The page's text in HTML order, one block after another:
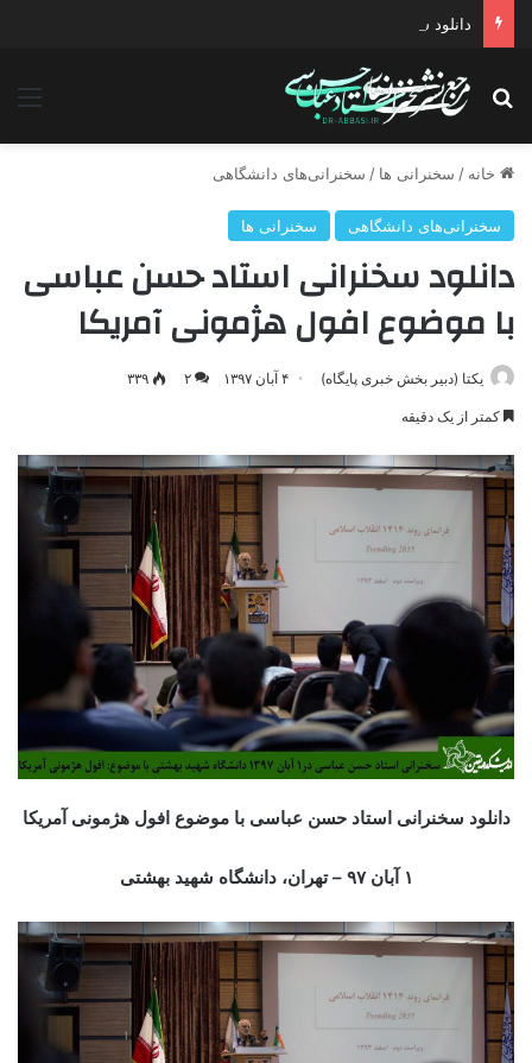
دانلود سخنرانی استاد حسن عباسی با موضوع چهار انتخاب ۱۴۰۰
جستجو برای
خانه / سخنرانی ها / سخنرانی‌های دانشگاهی
سخنرانی‌های دانشگاهی سخنرانی ها
دانلود سخنرانی استاد حسن عباسی
با موضوع افول هژمونی آمریکا
یکتا (دبیر بخش خبری پایگاه) ۴ آبان ۱۳۹۷ ۲ ۳۳۹
کمتر از یک دقیقه
دانلود سخنرانی استاد حسن عباسی با موضوع افول هژمونی آمریکا
۱ آبان ۹۷ – تهران، دانشگاه شهید بهشتی